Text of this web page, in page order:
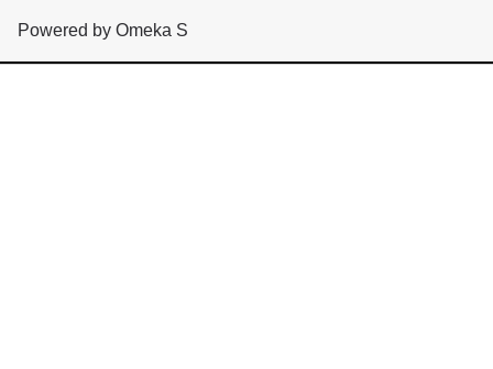
Powered by Omeka S